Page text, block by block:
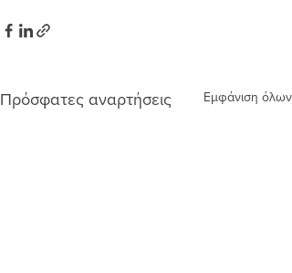
Πρόσφατες αναρτήσεις Εμφάνιση όλων